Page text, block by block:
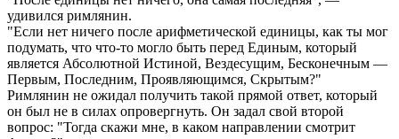
удивился римлянин.
"Если нет ничего после арифметической единицы, как ты мог
подумать, что что-то могло быть перед Единым, который
является Абсолютной Истиной, Вездесущим, Бесконечным —
Первым, Последним, Проявляющимся, Скрытым?"
Римлянин не ожидал получить такой прямой ответ, который
он был не в силах опровергнуть. Он задал свой второй
вопрос: "Тогда скажи мне, в каком направлении смотрит